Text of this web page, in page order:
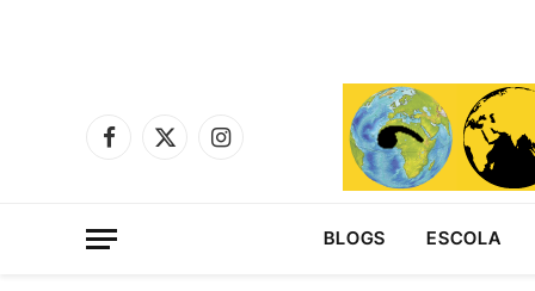
Facebook
X
Instagram
BLOGS ESCOLA